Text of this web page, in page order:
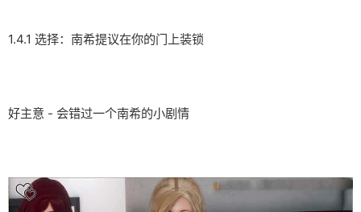
1.4.1 选择：南希提议在你的门上装锁
好主意 - 会错过一个南希的小剧情